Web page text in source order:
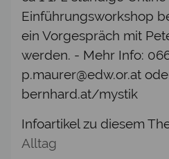
Einführungsworkshop
ein Vorgespräch mit
werden. - Mehr Info:
p.maurer@edw.or.at
bernhard.at/mystik
Infoartikel zu diesem
Alltag